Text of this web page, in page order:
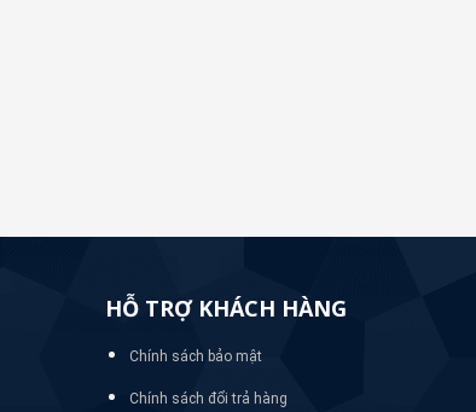
HỖ TRỢ KHÁCH HÀNG
Chính sách bảo mật
Chính sách đổi trả hàng